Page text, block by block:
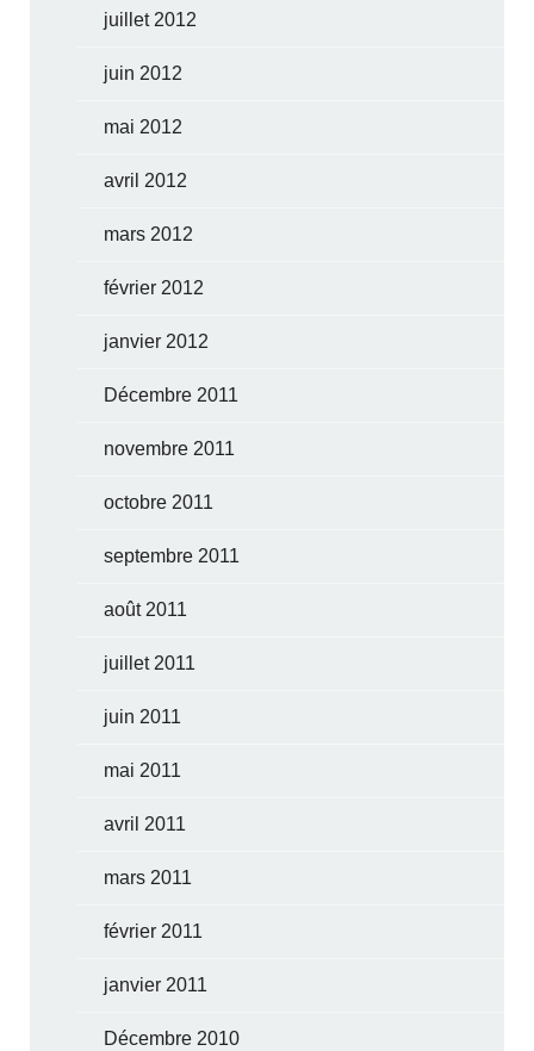
juillet 2012
juin 2012
mai 2012
avril 2012
mars 2012
février 2012
janvier 2012
Décembre 2011
novembre 2011
octobre 2011
septembre 2011
août 2011
juillet 2011
juin 2011
mai 2011
avril 2011
mars 2011
février 2011
janvier 2011
Décembre 2010